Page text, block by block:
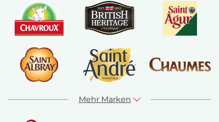
Mehr Marken